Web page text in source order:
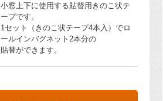
小窓上下に使用する貼替用きのこ状テ
ープです。
1セット（きのこ状テープ4本入）でロ
ールインバグネット2本分の
貼替ができます。